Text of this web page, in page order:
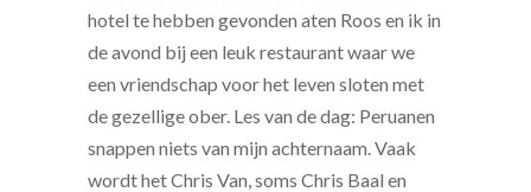
hotel te hebben gevonden aten Roos en ik in
de avond bij een leuk restaurant waar we
een vriendschap voor het leven sloten met
de gezellige ober. Les van de dag: Peruanen
snappen niets van mijn achternaam. Vaak
wordt het Chris Van, soms Chris Baal en